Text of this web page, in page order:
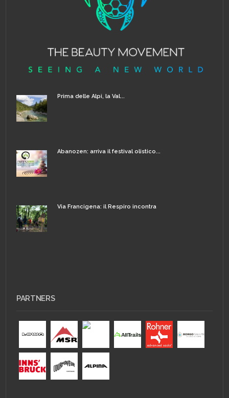
Prima delle Alpi, la Val...
Abanozen: arriva il festival olistico...
Via Francigena: il Respiro incontra
PARTNERS